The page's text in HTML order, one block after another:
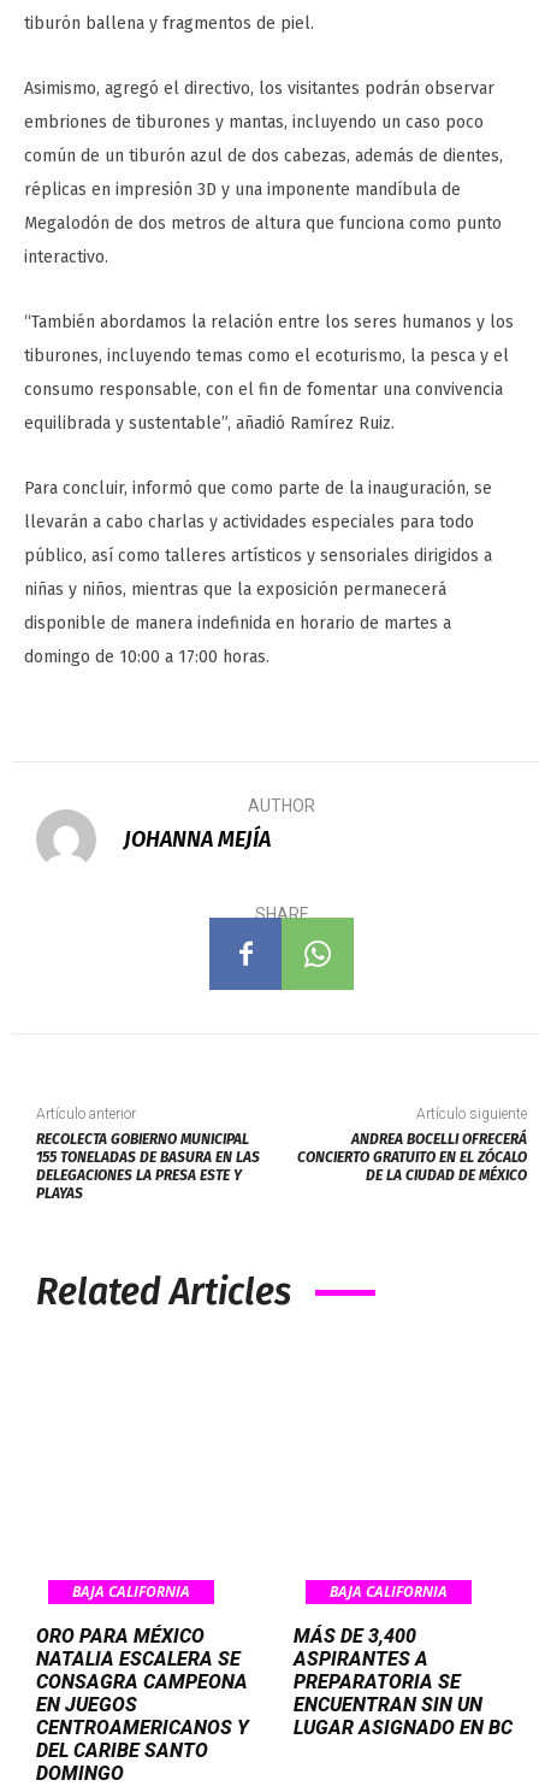
tiburón ballena y fragmentos de piel.
Asimismo, agregó el directivo, los visitantes podrán observar
embriones de tiburones y mantas, incluyendo un caso poco
común de un tiburón azul de dos cabezas, además de dientes,
réplicas en impresión 3D y una imponente mandíbula de
Megalodón de dos metros de altura que funciona como punto
interactivo.
“También abordamos la relación entre los seres humanos y los
tiburones, incluyendo temas como el ecoturismo, la pesca y el
consumo responsable, con el fin de fomentar una convivencia
equilibrada y sustentable”, añadió Ramírez Ruiz.
Para concluir, informó que como parte de la inauguración, se
llevarán a cabo charlas y actividades especiales para todo
público, así como talleres artísticos y sensoriales dirigidos a
niñas y niños, mientras que la exposición permanecerá
disponible de manera indefinida en horario de martes a
domingo de 10:00 a 17:00 horas.
AUTHOR
JOHANNA MEJÍA
SHARE
Artículo anterior
RECOLECTA GOBIERNO MUNICIPAL
155 TONELADAS DE BASURA EN LAS
DELEGACIONES LA PRESA ESTE Y
PLAYAS
Artículo siguiente
ANDREA BOCELLI OFRECERÁ
CONCIERTO GRATUITO EN EL ZÓCALO
DE LA CIUDAD DE MÉXICO
Related Articles
BAJA CALIFORNIA
ORO PARA MÉXICO
NATALIA ESCALERA SE
CONSAGRA CAMPEONA
EN JUEGOS
CENTROAMERICANOS Y
DEL CARIBE SANTO
DOMINGO
BAJA CALIFORNIA
MÁS DE 3,400
ASPIRANTES A
PREPARATORIA SE
ENCUENTRAN SIN UN
LUGAR ASIGNADO EN BC